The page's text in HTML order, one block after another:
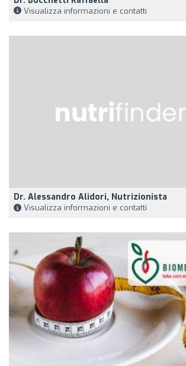
Visualizza informazioni e contatti
Dr. Alessandro Alidori, Nutrizionista
Visualizza informazioni e contatti